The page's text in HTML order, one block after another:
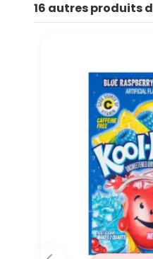
16 autres produits